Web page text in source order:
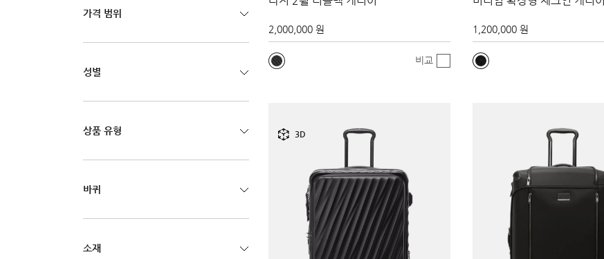
가격 범위
성별
상품 유형
바퀴
소재
2,000,000 원
비교
1,200,000 원
3D